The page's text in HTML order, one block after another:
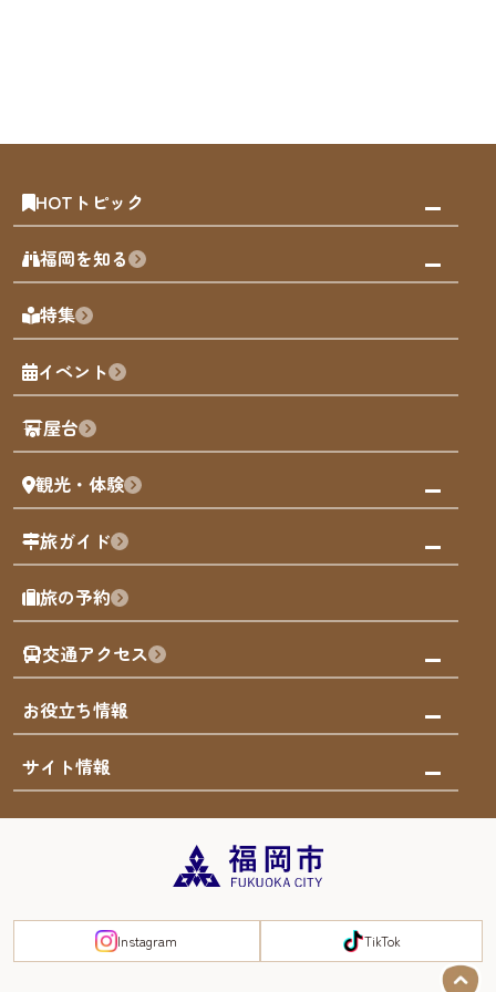
HOTトピック
みんなの旅行記
天神エリア
博多旧市街
福岡城
歴史・文化
福岡を知る
福岡の見どころ
福岡の魅力
観光カレンダー
観光PR動画
まち歩き
福岡グルメ
福岡を楽しむ
福岡のアート
福岡のナイトタイム
福岡の歴史・文化
サステナブルツーリズム
福岡検定
よかなび音声ガイド
FUKUOKA EAST&WEST COAST
特集
イベント
屋台
観光・体験
観る・遊ぶ
屋台
買う
体験
泊まる
旅ガイド
モデルコース
AIおまかせコース
オリジナルプラン
みんなの旅行記
旅の予約
交通アクセス
市内交通ガイド
お得なチケット
お役立ち情報
お知らせ
災害情報
サイト情報
まち歩き・体験プログラム掲載申込
Instagram TikTok